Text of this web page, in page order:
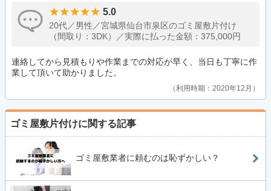
5.0
20代／男性／宮城県仙台市泉区のゴミ屋敷片付け
（間取り：3DK）／実際に払った金額：375,000円
連絡してから見積もりや作業までの対応が早く、当日も丁寧に作
業して頂いて助かりました。
利用時期：2020年12月
ゴミ屋敷片付けに関する記事
ゴミ屋敷業者に頼むのは恥ずかしい？